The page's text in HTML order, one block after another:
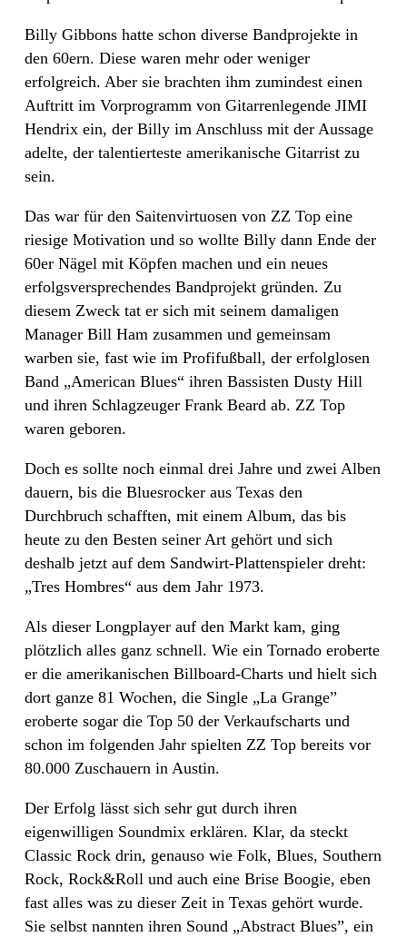
Billy Gibbons hatte schon diverse Bandprojekte in
den 60ern. Diese waren mehr oder weniger
erfolgreich. Aber sie brachten ihm zumindest einen
Auftritt im Vorprogramm von Gitarrenlegende JIMI
Hendrix ein, der Billy im Anschluss mit der Aussage
adelte, der talentierteste amerikanische Gitarrist zu
sein.
Das war für den Saitenvirtuosen von ZZ Top eine
riesige Motivation und so wollte Billy dann Ende der
60er Nägel mit Köpfen machen und ein neues
erfolgsversprechendes Bandprojekt gründen. Zu
diesem Zweck tat er sich mit seinem damaligen
Manager Bill Ham zusammen und gemeinsam
warben sie, fast wie im Profifußball, der erfolglosen
Band „American Blues“ ihren Bassisten Dusty Hill
und ihren Schlagzeuger Frank Beard ab. ZZ Top
waren geboren.
Doch es sollte noch einmal drei Jahre und zwei Alben
dauern, bis die Bluesrocker aus Texas den
Durchbruch schafften, mit einem Album, das bis
heute zu den Besten seiner Art gehört und sich
deshalb jetzt auf dem Sandwirt-Plattenspieler dreht:
„Tres Hombres“ aus dem Jahr 1973.
Als dieser Longplayer auf den Markt kam, ging
plötzlich alles ganz schnell. Wie ein Tornado eroberte
er die amerikanischen Billboard-Charts und hielt sich
dort ganze 81 Wochen, die Single „La Grange”
eroberte sogar die Top 50 der Verkaufscharts und
schon im folgenden Jahr spielten ZZ Top bereits vor
80.000 Zuschauern in Austin.
Der Erfolg lässt sich sehr gut durch ihren
eigenwilligen Soundmix erklären. Klar, da steckt
Classic Rock drin, genauso wie Folk, Blues, Southern
Rock, Rock&Roll und auch eine Brise Boogie, eben
fast alles was zu dieser Zeit in Texas gehört wurde.
Sie selbst nannten ihren Sound „Abstract Blues”, ein